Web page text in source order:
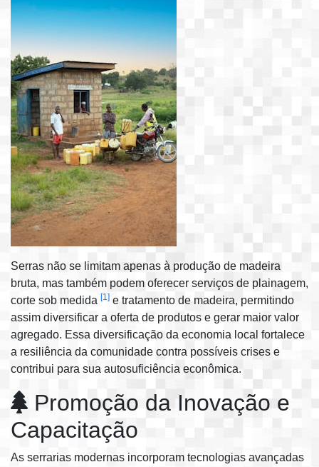
Serras não se limitam apenas à produção de madeira
bruta, mas também podem oferecer serviços de plainagem,
corte sob medida [1] e tratamento de madeira, permitindo
assim diversificar a oferta de produtos e gerar maior valor
agregado. Essa diversificação da economia local fortalece
a resiliência da comunidade contra possíveis crises e
contribui para sua autosuficiência econômica.
Promoção da Inovação e
Capacitação
As serrarias modernas incorporam tecnologias avançadas